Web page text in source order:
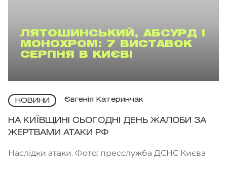
ЛЯТОШИНСЬКИЙ, АБСУРД І
МОНОХРОМ: 7 ВИСТАВОК
СЕРПНЯ В КИЄВІ
НОВИНИ Євгенія Катеринчак
НА КИЇВЩИНІ СЬОГОДНІ ДЕНЬ ЖАЛОБИ ЗА
ЖЕРТВАМИ АТАКИ РФ
Наслідки атаки. Фото: пресслужба ДСНС Києва